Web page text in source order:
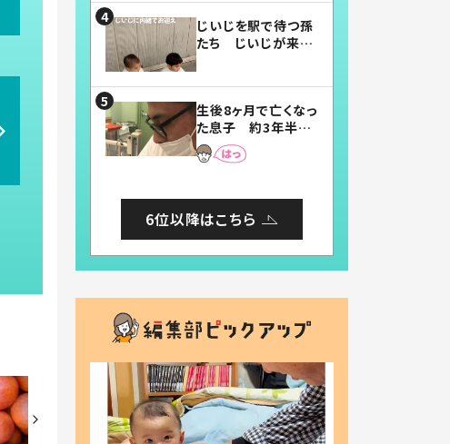
じいじを駅で待つ孫
たち じいじが来た
まらない」「幸せにな
れる」
生後8ヶ月で亡くなっ
た息子 約3年半
後、当時の妻の日記
に書いてあった本音
6位以降はこちら